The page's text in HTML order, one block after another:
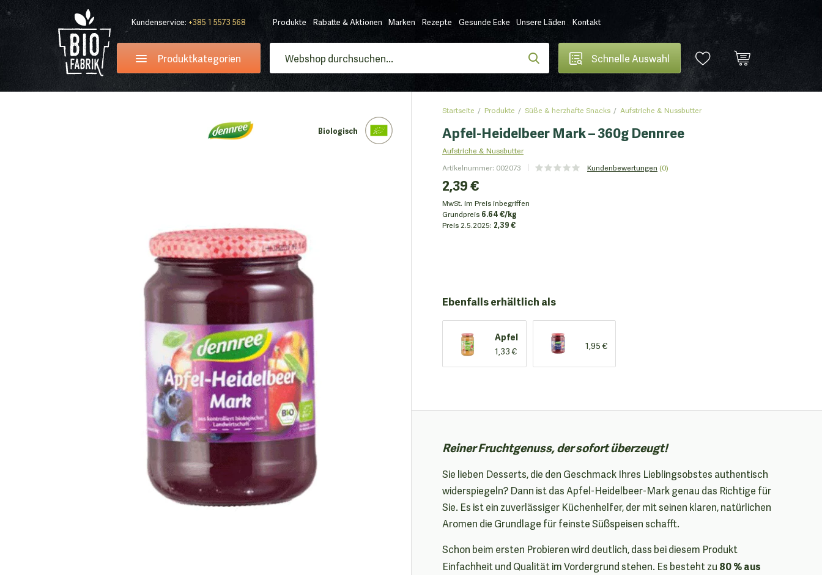
Kundenservice: +385 1 5573 568
Produktkategorien
Produkte Rabatte & Aktionen Marken Rezepte Gesunde Ecke Unsere Läden Kontakt
Schnelle Auswahl
Biologisch
Startseite Produkte Süße & herzhafte Snacks Aufstriche & Nussbutter
Apfel-Heidelbeer Mark – 360g Dennree
Aufstriche & Nussbutter
Artikelnummer: 002073 Kundenbewertungen (0)
2,39 €
MwSt. im Preis inbegriffen
Grundpreis 6.64 €/kg
Preis 2.5.2025: 2,39 €
Ebenfalls erhältlich als
Apfel
1,33 €
1,95 €
Reiner Fruchtgenuss, der sofort überzeugt!
Sie lieben Desserts, die den Geschmack Ihres Lieblingsobstes authentisch
widerspiegeln? Dann ist das Apfel-Heidelbeer-Mark genau das Richtige für
Sie. Es ist ein zuverlässiger Küchenhelfer, der mit seinen klaren, natürlichen
Aromen die Grundlage für feinste Süßspeisen schafft.
Schon beim ersten Probieren wird deutlich, dass bei diesem Produkt
Einfachheit und Qualität im Vordergrund stehen. Es besteht zu 80 % aus